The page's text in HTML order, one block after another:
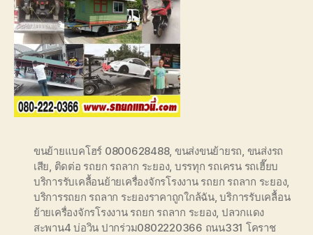
ขนย้ายแบคโฮร์ 0800628488, ขนส่งขนย้ายรถ ขนส่งรถ
เสีย ติดต่อ รถยก รถลาก ระยอง, บรรทุก รถเครน รถเฮี๊ยบ
บริการรับเคลื้อนย้ายเครื่องจักรโรงงาน รถยก รถลาก ระยอง,
บริการรถยก รถลาก ระยองราคาถูกใกล้ฉัน,บริการรับเคลื้อน
ย้ายเครื่องจักรโรงงาน รถยก รถลาก ระยอง, ปลวกแดง
สะพาน4 บ่อวิน ปากร่วม0802220366 ถนน331 โคราช